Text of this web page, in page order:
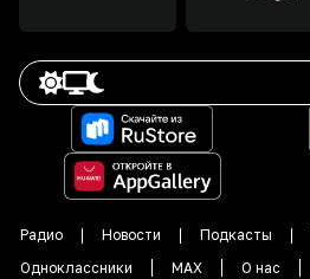
Радио Новости Подкасты
Одноклассники
MAX О нас